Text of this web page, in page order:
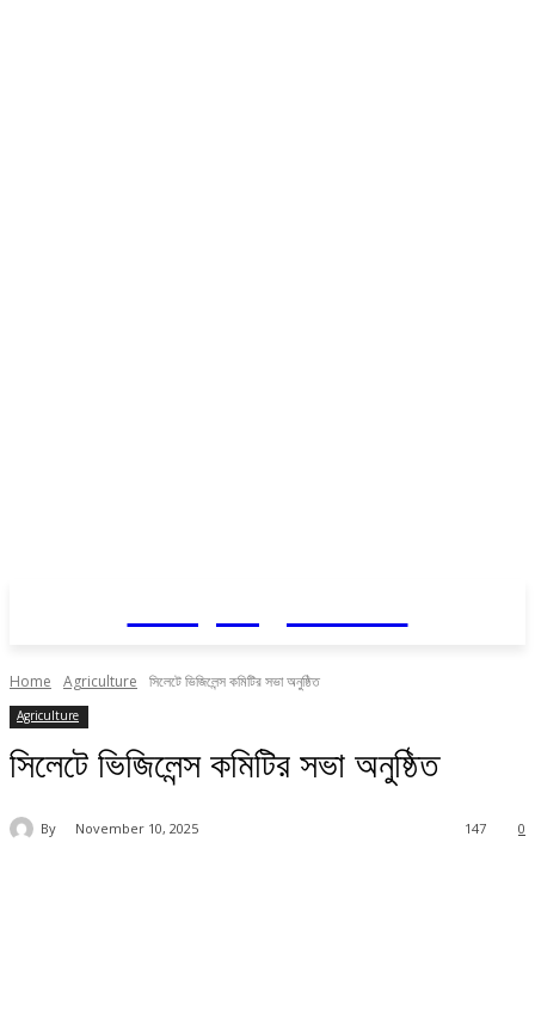
Home Agriculture সিলেটে ভিজিলেন্স কমিটির সভা অনুষ্ঠিত
Agriculture
সিলেটে ভিজিলেন্স কমিটির সভা অনুষ্ঠিত
By November 10, 2025 0
147